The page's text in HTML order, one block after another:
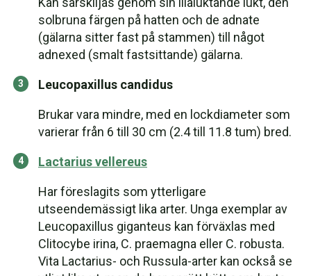
solbruna färgen på hatten och de adnate
(gälarna sitter fast på stammen) till något
adnexed (smalt fastsittande) gälarna.
Leucopaxillus candidus
Brukar vara mindre, med en lockdiameter som
varierar från 6 till 30 cm (2.4 till 11.8 tum) bred.
Lactarius vellereus
Har föreslagits som ytterligare
utseendemässigt lika arter. Unga exemplar av
Leucopaxillus giganteus kan förväxlas med
Clitocybe irina, C. praemagna eller C. robusta.
Vita Lactarius- och Russula-arter kan också se